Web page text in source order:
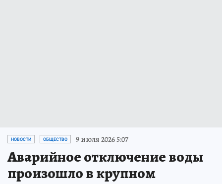
НОВОСТИ ОБЩЕСТВО 9 июля 2026 5:07
Аварийное отключение воды
произошло в крупном